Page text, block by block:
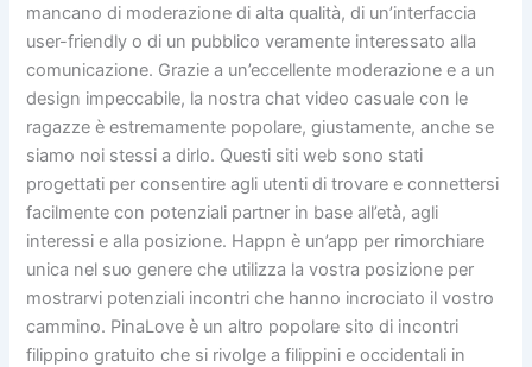
mancano di moderazione di alta qualità, di un’interfaccia
user-friendly o di un pubblico veramente interessato alla
comunicazione. Grazie a un’eccellente moderazione e a un
design impeccabile, la nostra chat video casuale con le
ragazze è estremamente popolare, giustamente, anche se
siamo noi stessi a dirlo. Questi siti web sono stati
progettati per consentire agli utenti di trovare e connettersi
facilmente con potenziali partner in base all’età, agli
interessi e alla posizione. Happn è un’app per rimorchiare
unica nel suo genere che utilizza la vostra posizione per
mostrarvi potenziali incontri che hanno incrociato il vostro
cammino. PinaLove è un altro popolare sito di incontri
filippino gratuito che si rivolge a filippini e occidentali in